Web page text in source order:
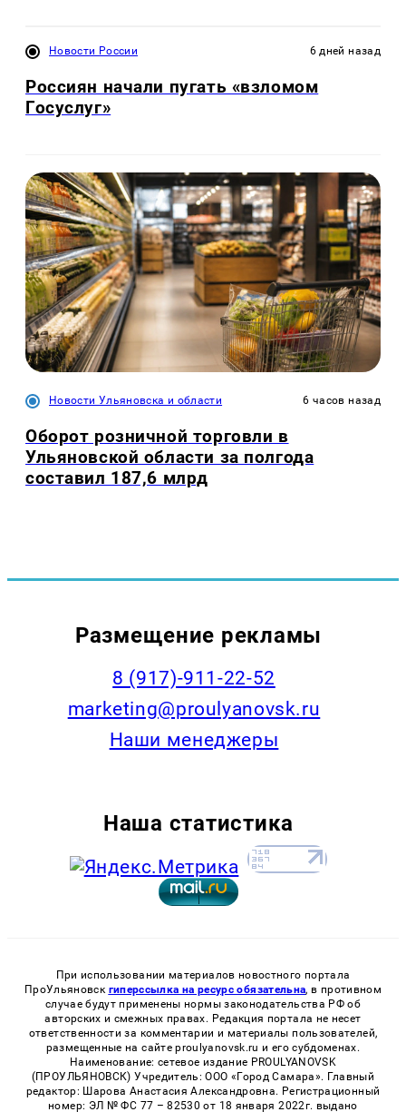
Новости России 6 дней назад
Россиян начали пугать «взломом
Госуслуг»
Новости Ульяновска и области 6 часов назад
Оборот розничной торговли в
Ульяновской области за полгода
составил 187,6 млрд
Размещение рекламы
8 (917)-911-22-52
marketing@proulyanovsk.ru
Наши менеджеры
Наша статистика
При использовании материалов новостного портала
ПроУльяновск гиперссылка на ресурс обязательна, в противном
случае будут применены нормы законодательства РФ об
авторских и смежных правах. Редакция портала не несет
ответственности за комментарии и материалы пользователей,
размещенные на сайте proulyanovsk.ru и его субдоменах.
Наименование: сетевое издание PROULYANOVSK
(ПРОУЛЬЯНОВСК) Учредитель: ООО «Город Самара». Главный
редактор: Шарова Анастасия Александровна. Регистрационный
номер: ЭЛ № ФС 77 – 82530 от 18 января 2022г. выдано